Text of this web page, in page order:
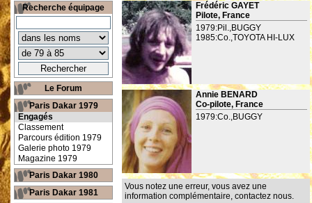
Frédéric GAYET
Pilote, France
1979:Pil.,BUGGY
1985:Co.,TOYOTA HI-LUX
Annie BENARD
Co-pilote, France
1979:Co.,BUGGY
Vous notez une erreur, vous avez une
information complémentaire, contactez nous.
Recherche équipage
Le Forum
Paris Dakar 1979
Engagés
Classement
Parcours édition 1979
Galerie photo 1979
Magazine 1979
Paris Dakar 1980
Paris Dakar 1981